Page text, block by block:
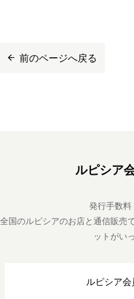
前のページへ戻る
ルピシア
発行手数
全国のルピシアのお店と通信販売
ットがい
ルピシア